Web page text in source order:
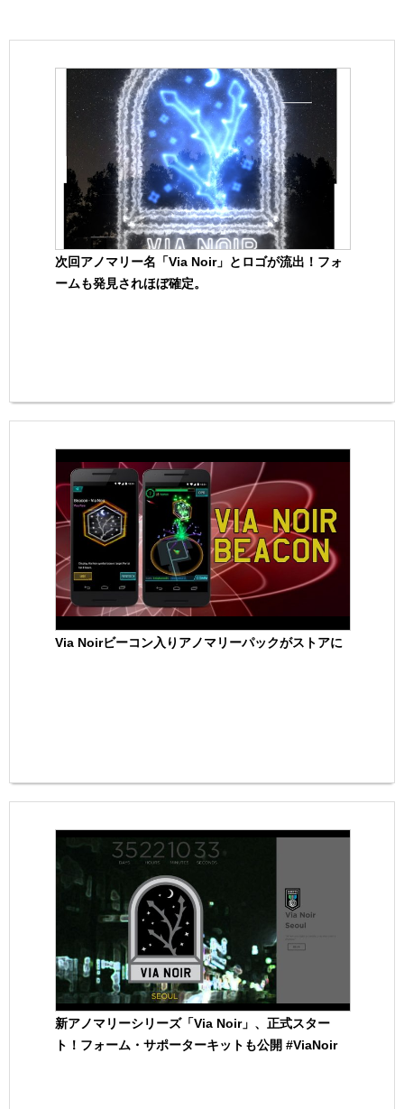
次回アノマリー名「Via Noir」とロゴが流出！フォ
ームも発見されほぼ確定。
Via Noirビーコン入りアノマリーパックがストアに
新アノマリーシリーズ「Via Noir」、正式スター
ト！フォーム・サポーターキットも公開 #ViaNoir